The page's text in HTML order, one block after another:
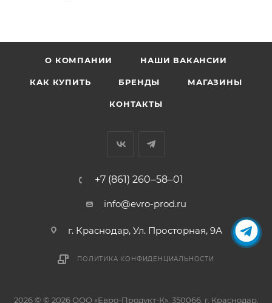
О КОМПАНИИ НАШИ ВАКАНСИИ
КАК КУПИТЬ БРЕНДЫ МАГАЗИНЫ
КОНТАКТЫ
+7 (861) 260‒58‒01
info@evro-prod.ru
г. Краснодар, ​Ул. Просторная, 9А
ПОЛИТИКА КОНФИДЕНЦИАЛЬНОСТИ
2026 © © 2026 ООО «Евро-Продукт-К», 350066, г. Краснодар,